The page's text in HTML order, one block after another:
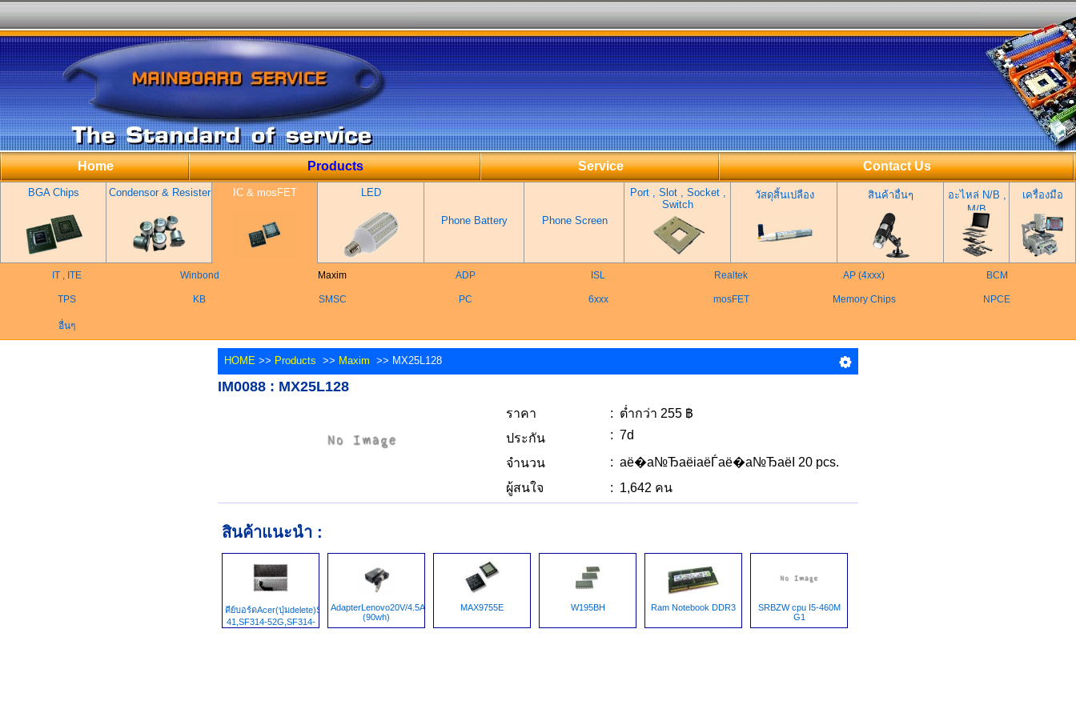
Home Products Service Contact Us
BGA Chips Condensor & Resister IC & mosFET LED
Phone Battery Phone Screen
Port , Slot , Socket ,
Switch
วัสดุสิ้นเปลือง สินค้าอื่นๆ
อะไหล่ N/B ,
M/B
เครื่องมือ
IT , ITE Winbond Maxim ADP ISL Realtek AP (4xxx) BCM
TPS KB SMSC PC 6xxx mosFET Memory Chips NPCE
อื่นๆ
HOME >> Products >> Maxim >> MX25L128
IM0088 : MX25L128
ราคา
: ต่ำกว่า 255 ฿
ประกัน
: 7d
จำนวน
: аё�а№ЂаёіаёЃаё�а№ЂаёІ 20 pcs.
ผู้สนใจ
: 1,642 คน
สินค้าแนะนำ :
คีย์บอร์ดAcer(ปุ่มdelete)SF314-
41,SF314-52G,SF314-
53G,SF314-
AdapterLenovo20V/4.5A(7.9x5.5)
(90wh)
MAX9755E W195BH Ram Notebook DDR3
SRBZW cpu I5-460M
G1